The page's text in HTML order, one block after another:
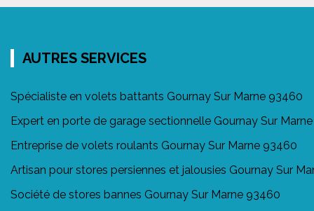
AUTRES SERVICES
Spécialiste en volets battants Gournay Sur Marne 93460
Expert en porte de garage sectionnelle Gournay Sur
Entreprise de volets roulants Gournay Sur Marne 93460
Artisan pour stores persiennes et jalousies Gournay Sur
Société de stores bannes Gournay Sur Marne 93460